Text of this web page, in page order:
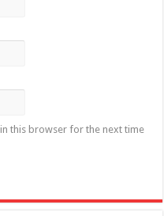
this browser for the next time